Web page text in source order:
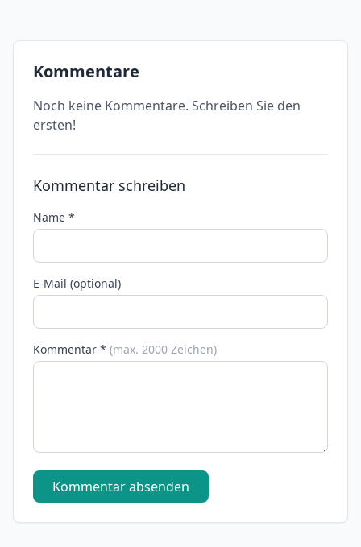
Kommentare
Noch keine Kommentare. Schreiben Sie den
ersten!
Kommentar schreiben
Name *
E-Mail (optional)
Kommentar * (max. 2000 Zeichen)
Kommentar absenden